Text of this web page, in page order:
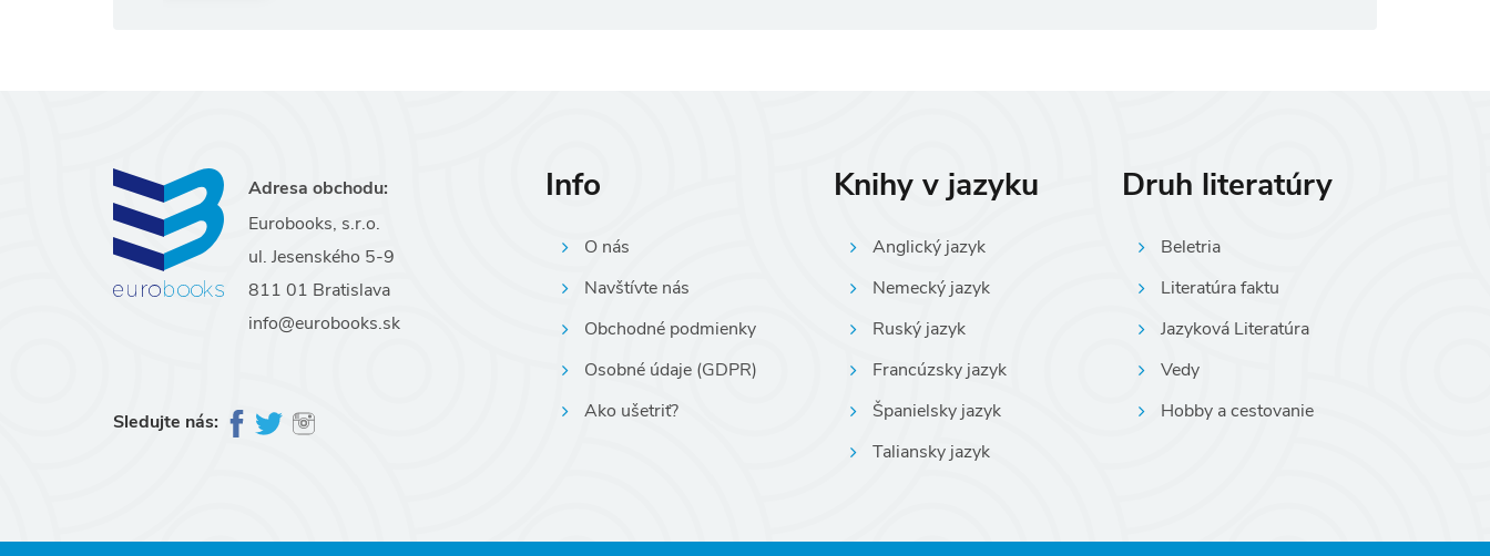
Adresa obchodu:
Eurobooks, s.r.o.
ul. Jesenského 5-9
811 01 Bratislava
info@eurobooks.sk
Sledujte nás:
Info
O nás
Navštívte nás
Obchodné podmienky
Osobné údaje (GDPR)
Ako ušetriť?
Knihy v jazyku
Anglický jazyk
Nemecký jazyk
Ruský jazyk
Francúzsky jazyk
Španielsky jazyk
Taliansky jazyk
Druh literatúry
Beletria
Literatúra faktu
Jazyková Literatúra
Vedy
Hobby a cestovanie